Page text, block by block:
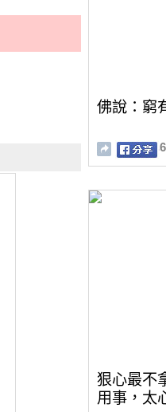
佛說：窮
狠心最不
用事，太